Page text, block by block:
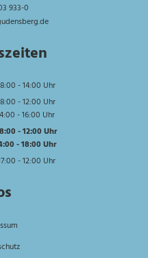
933-0
-14:00 Uhr
Von 08:00 bis 14:00 Uhr
-12:00 Uhr
Von 08:00 bis 12:00 Uhr
-16:00 Uhr
Von 14:00 bis 16:00 Uhr
-12:00 Uhr
Von 08:00 bis 12:00 Uhr
-18:00 Uhr
Von 14:00 bis 18:00 Uhr
-12:00 Uhr